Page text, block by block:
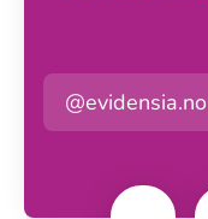
@evidensia.no